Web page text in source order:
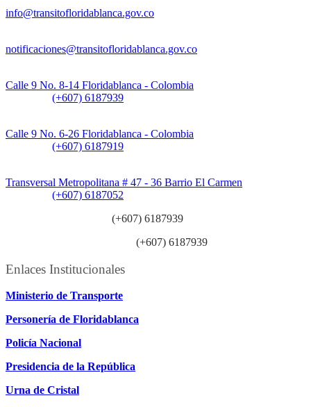
info@transitofloridablanca.gov.co
notificaciones@transitofloridablanca.gov.co
Calle 9 No. 8-14 Floridablanca - Colombia
(+607) 6187939
Calle 9 No. 6-26 Floridablanca - Colombia
(+607) 6187919
Transversal Metropolitana # 47 - 36 Barrio El Carmen
(+607) 6187052
(+607) 6187939
(+607) 6187939
Enlaces Institucionales
Ministerio de Transporte
Personería de Floridablanca
Policía Nacional
Presidencia de la República
Urna de Cristal